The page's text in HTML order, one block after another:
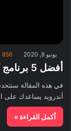
يونيو 8, 2020 856
أفضل 5 برنامج كاميرا والتصوير لأجهزة أندرويد
أندرويد يساعدك على
أكمل القراءة »